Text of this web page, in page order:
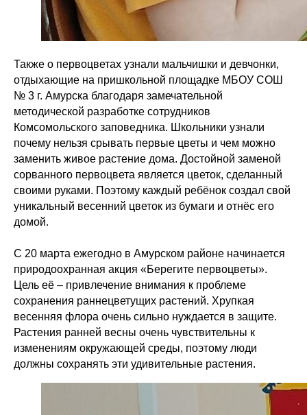
Также о первоцветах узнали мальчишки и девчонки,
отдыхающие на пришкольной площадке МБОУ СОШ
№ 3 г. Амурска благодаря замечательной
методической разработке сотрудников
Комсомольского заповедника. Школьники узнали
почему нельзя срывать первые цветы и чем можно
заменить живое растение дома. Достойной заменой
сорванного первоцвета является цветок, сделанный
своими руками. Поэтому каждый ребёнок создал свой
уникальный весенний цветок из бумаги и отнёс его
домой.
С 20 марта ежегодно в Амурском районе начинается
природоохранная акция «Берегите первоцветы».
Цель её – привлечение внимания к проблеме
сохранения раннецветущих растений. Хрупкая
весенняя флора очень сильно нуждается в защите.
Растения ранней весны очень чувствительны к
изменениям окружающей среды, поэтому люди
должны сохранять эти удивительные растения.